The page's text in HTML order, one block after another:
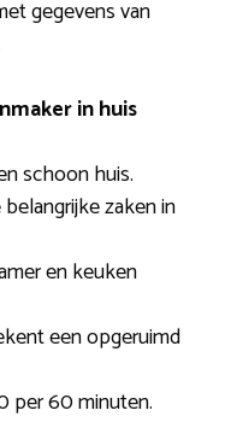
gegevens van
in huis
schoon huis.
zaken in
en keuken
een opgeruimd
per 60 minuten.